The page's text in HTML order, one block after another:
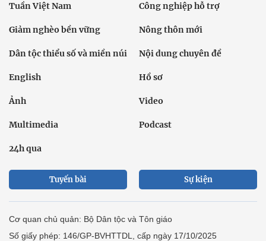
Tuần Việt Nam Công nghiệp hỗ trợ
Giảm nghèo bền vững Nông thôn mới
Dân tộc thiểu số và miền núi Nội dung chuyên đề
English Hồ sơ
Ảnh Video
Multimedia Podcast
24h qua
Tuyến bài Sự kiện
Cơ quan chủ quản: Bộ Dân tộc và Tôn giáo
Số giấy phép: 146/GP-BVHTTDL, cấp ngày 17/10/2025